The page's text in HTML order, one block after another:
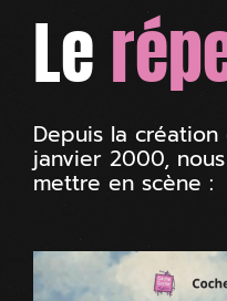
Le
Depuis la
janvier 2000,
mettre en scène :